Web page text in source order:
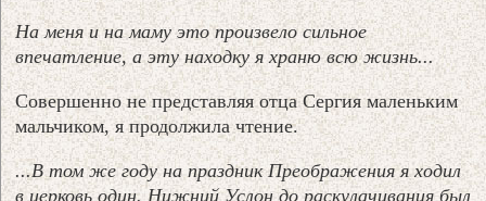
На меня и на маму это произвело сильное
впечатление, а эту находку я храню всю жизнь...
Совершенно не представляя отца Сергия маленьким
мальчиком, я продолжила чтение.
...В том же году на праздник Преображения я ходил
в церковь один. Нижний Услон до раскулачивания был